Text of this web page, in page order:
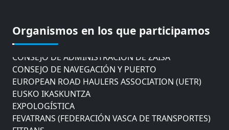
Organismos en los que participamos
COMITÉ DE INSPECCION DE GIPUZKOA
CONSEJO ASESOR DEL GOBIERNO VASCO
CONSEJO DE NAVEGACIÓN Y PUERTO
EUROPEAN ROAD HAULERS ASSOCIATION (UETR)
EUSKO IKASKUNTZA
EXPOLOGÍSTICA
FEVATRANS (FEDERACIÓN VASCA DE TRANSPORTES)
FITRANS